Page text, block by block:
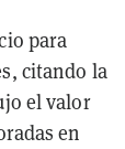
para
citando la
el valor
en